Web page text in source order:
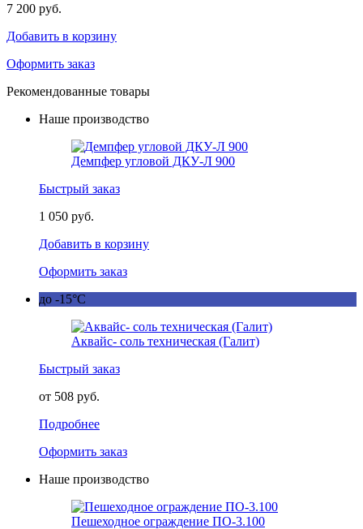
7 200 руб.
Добавить в корзину
Оформить заказ
Рекомендованные товары
Наше производство
Демпфер угловой ДКУ-Л 900
Быстрый заказ
1 050 руб.
Добавить в корзину
Оформить заказ
до -15°C
Аквайс- соль техническая (Галит)
Быстрый заказ
от 508 руб.
Подробнее
Оформить заказ
Наше производство
Пешеходное ограждение ПО-3.100